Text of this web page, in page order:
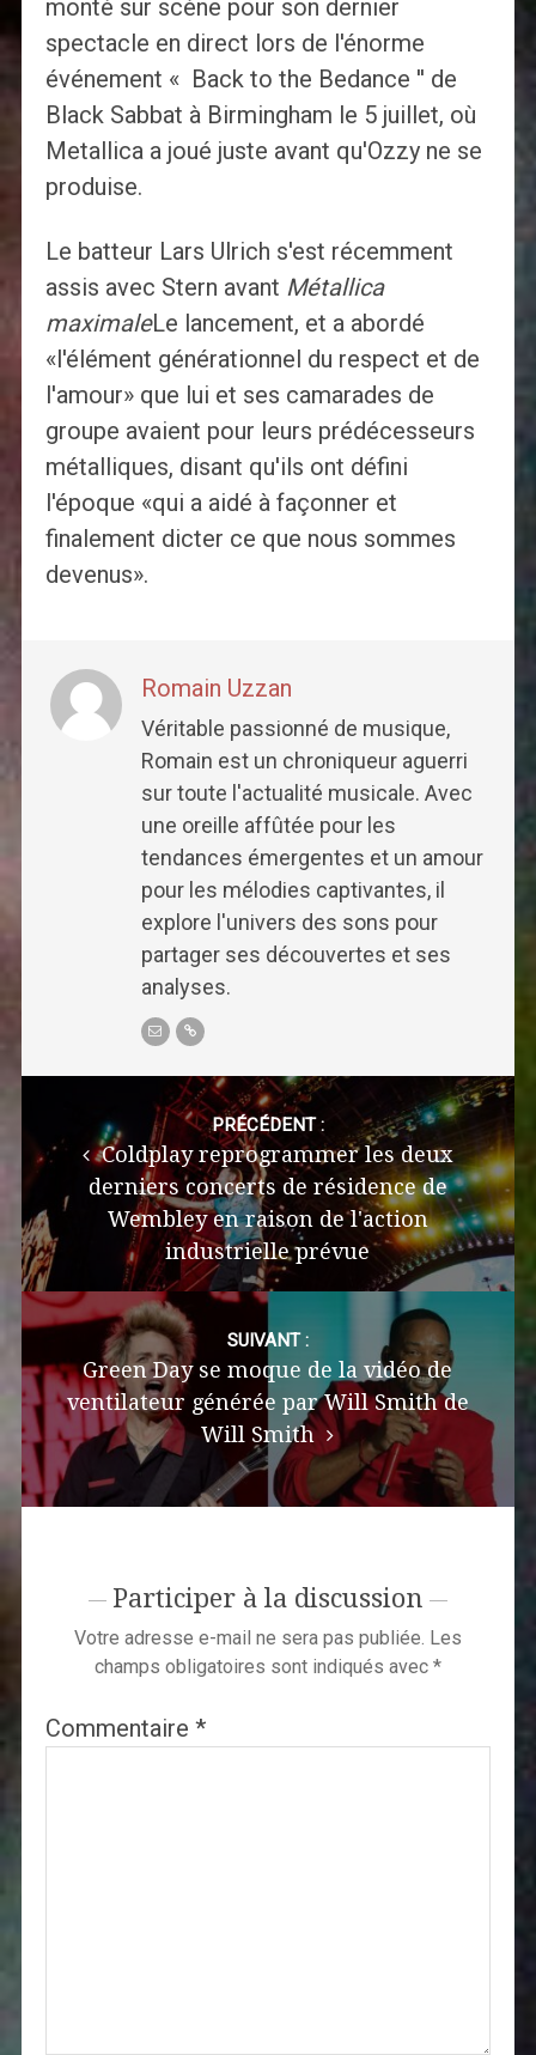
monté sur scène pour son dernier
spectacle en direct lors de l'énorme
événement « Back to the Bedance '' de
Black Sabbat à Birmingham le 5 juillet, où
Metallica a joué juste avant qu'Ozzy ne se
produise.
Le batteur Lars Ulrich s'est récemment
assis avec Stern avant Métallica
maximaleLe lancement, et a abordé
«l'élément générationnel du respect et de
l'amour» que lui et ses camarades de
groupe avaient pour leurs prédécesseurs
métalliques, disant qu'ils ont défini
l'époque «qui a aidé à façonner et
finalement dicter ce que nous sommes
devenus».
Romain Uzzan
Véritable passionné de musique,
Romain est un chroniqueur aguerri
sur toute l'actualité musicale. Avec
une oreille affûtée pour les
tendances émergentes et un amour
pour les mélodies captivantes, il
explore l'univers des sons pour
partager ses découvertes et ses
analyses.
navigation
PRÉCÉDENT :
Coldplay reprogrammer les deux
derniers concerts de résidence de
Wembley en raison de l'action
industrielle prévue
SUIVANT :
Green Day se moque de la vidéo de
ventilateur générée par Will Smith de
Will Smith
Participer à la discussion
Votre adresse e-mail ne sera pas publiée. Les
champs obligatoires sont indiqués avec *
Commentaire *